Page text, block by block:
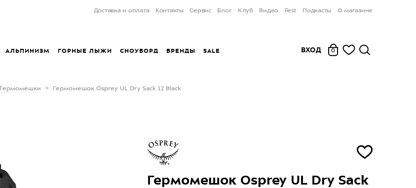
Доставка и оплата Контакты Сервис Блог Клуб Видео Fest Подкасты О магазине
АЛЬПИНИЗМ ГОРНЫЕ ЛЫЖИ СНОУБОРД БРЕНДЫ SALE ВХОД 0
Гермомешки Гермомешок Osprey UL Dry Sack 12 Black
Гермомешок Osprey UL Dry Sack